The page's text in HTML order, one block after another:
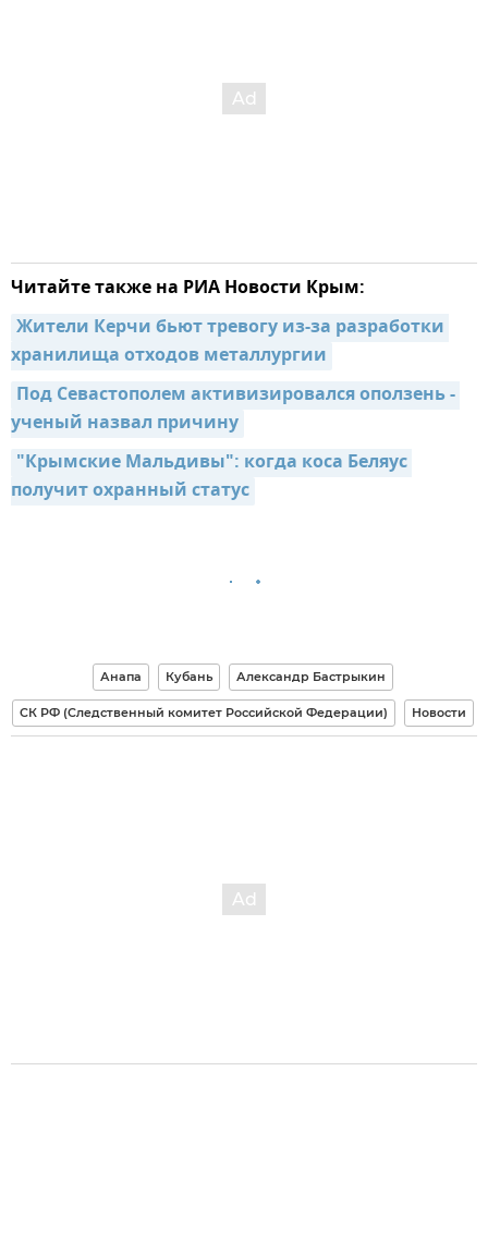
Читайте также на РИА Новости Крым:
Жители Керчи бьют тревогу из-за разработки
хранилища отходов металлургии
Под Севастополем активизировался оползень -
ученый назвал причину
"Крымские Мальдивы": когда коса Беляус
получит охранный статус
Анапа Кубань Александр Бастрыкин
СК РФ (Следственный комитет Российской Федерации) Новости